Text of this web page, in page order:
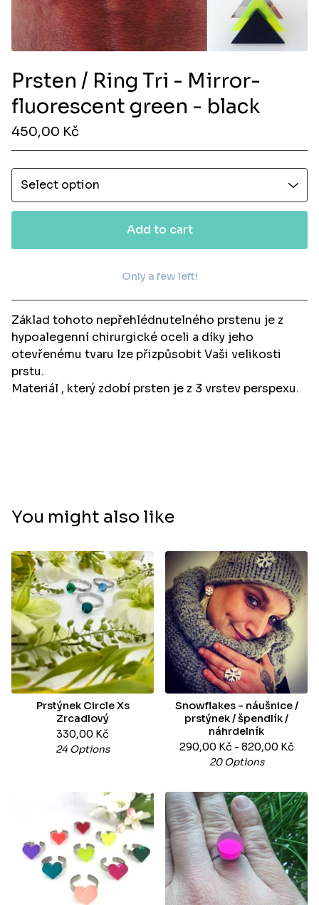
Prsten / Ring Tri - Mirror-
fluorescent green - black
450,00 Kč
Add to cart
View cart
Only a few left!
Základ tohoto nepřehlédnutelného prstenu je z
hypoalegenní chirurgické oceli a díky jeho
otevřenému tvaru lze přizpůsobit Vaši velikosti
prstu.
Materiál , který zdobí prsten je z 3 vrstev perspexu.
You might also like
Prstýnek Circle Xs
Zrcadlový
330,00 Kč
24 Options
Snowflakes - náušnice /
prstýnek / špendlík /
náhrdelník
290,00 Kč - 820,00 Kč
20 Options